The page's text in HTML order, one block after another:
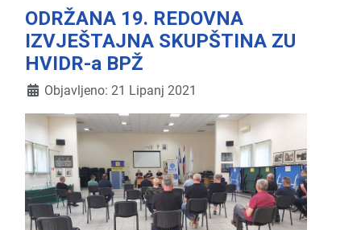
ODRŽANA 19. REDOVNA
IZVJEŠTAJNA SKUPŠTINA ZU
HVIDR-a BPŽ
DetaljiObjavljeno: 21 Lipanj 2021